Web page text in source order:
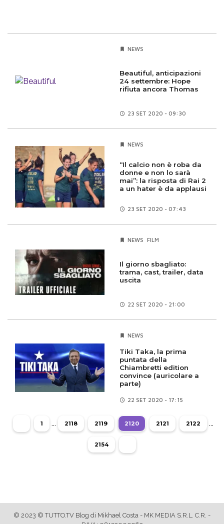
NEWS
Beautiful, anticipazioni
24 settembre: Hope
rifiuta ancora Thomas
23 SET 2020 - 09:30
NEWS
“Il calcio non è roba da
donne e non lo sarà
mai”: la risposta di Rai 2
a un hater è da applausi
23 SET 2020 - 07:43
NEWS FILM
Il giorno sbagliato:
trama, cast, trailer, data
uscita
22 SET 2020 - 21:00
NEWS
Tiki Taka, la prima
puntata della
Chiambretti edition
convince (auricolare a
parte)
22 SET 2020 - 17:15
1 ... 2118 2119 2120 2121 2122 ...
2154
© 2023 © TUTTO.TV Blog di Mikhael Costa - MK MEDIA S.R.L. C.R. -